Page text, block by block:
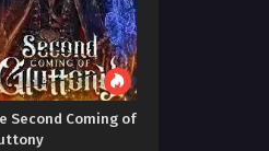
Second Coming of